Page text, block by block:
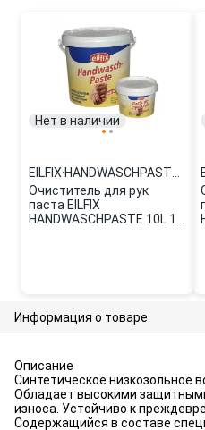
Нет в наличии
EILFIX·
Очиститель для рук
паста EILFIX
HANDWASCHPASTE 10L 10
Информация о товаре
Описание
Синтетическое низкозольное
Обладает высокими
износа. Устойчиво к
Содержащийся в составе